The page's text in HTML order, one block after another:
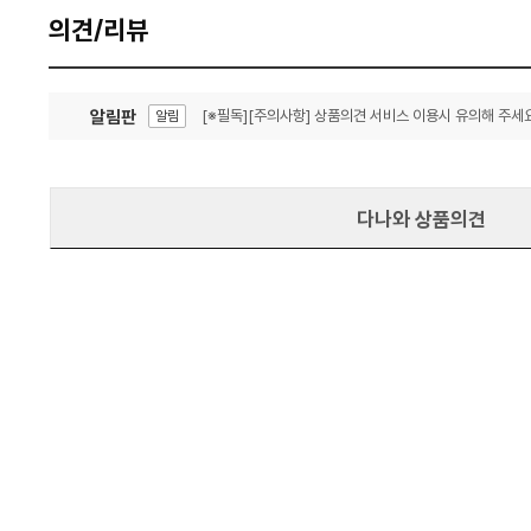
의견/리뷰
알림판 알림 [※필독][주의사항] 상품의견 서비스 이용시 유의해 주세
다나와 상품의견